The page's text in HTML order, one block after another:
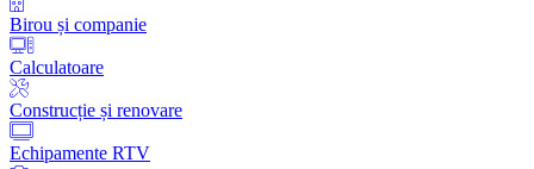
Birou și companie
Calculatoare
Construcție și renovare
Echipamente RTV